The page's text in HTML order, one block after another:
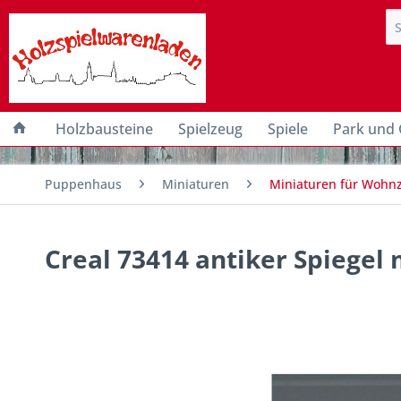
Holzbausteine Spielzeug Spiele Park und
Puppenhaus Miniaturen Miniaturen für
Creal 73414 antiker